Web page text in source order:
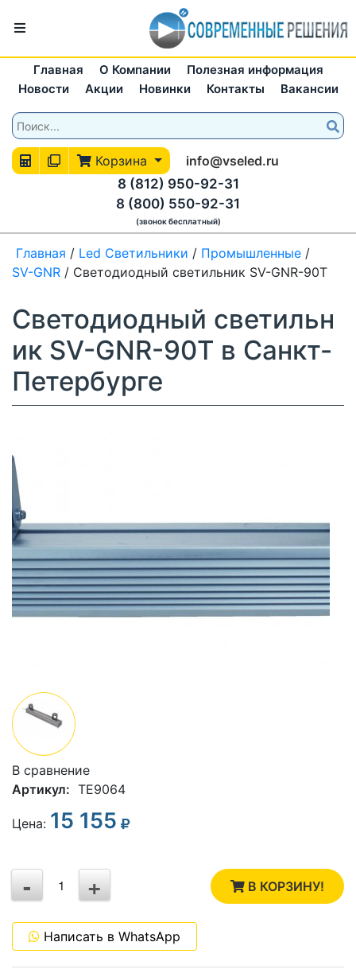
Главная О Компании
Полезная информация
Новости
Акции Новинки Контакты Вакансии
Корзина
info@vseled.ru
8 (812) 950-92-31
8 (800) 550-92-31
(звонок бесплатный)
Главная / Led Светильники / Промышленные /
SV-GNR / Светодиодный светильник SV-GNR-90T
Светодиодный светильн
ик SV-GNR-90T в Санкт-
Петербурге
В сравнение
Артикул: TE9064
Цена: 15 155
3
1
-1
+
- В КОРЗИНУ!
Написать в WhatsApp